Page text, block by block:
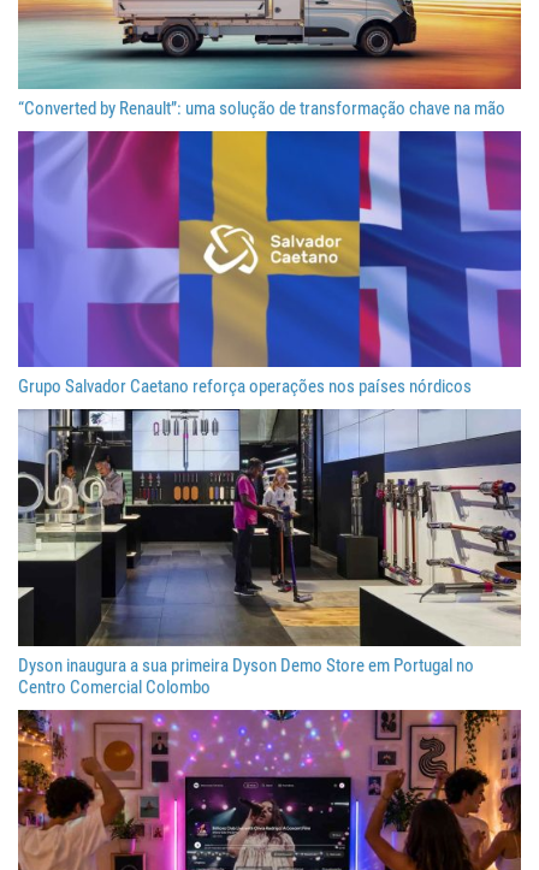
“Converted by Renault”: uma solução de transformação chave na mão
Grupo Salvador Caetano reforça operações nos países nórdicos
Dyson inaugura a sua primeira Dyson Demo Store em Portugal no
Centro Comercial Colombo